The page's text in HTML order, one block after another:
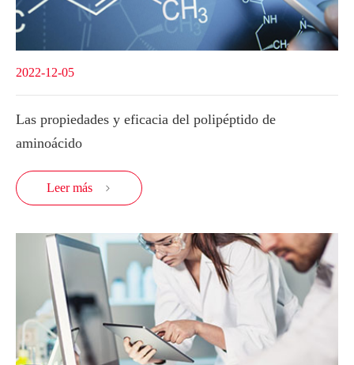
2022-12-05
Las propiedades y eficacia del polipéptido de
aminoácido
Leer más 